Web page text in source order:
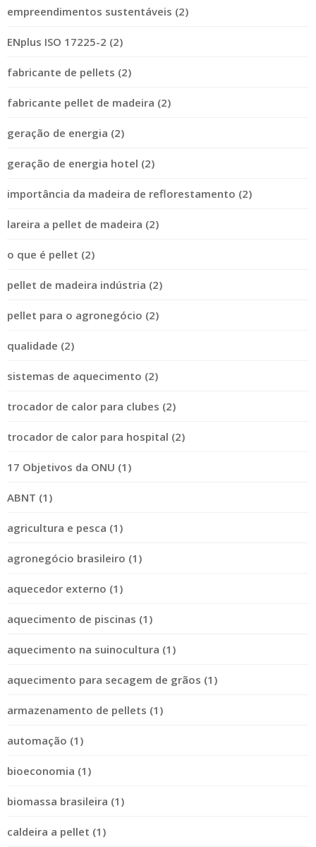
empreendimentos sustentáveis (2)
ENplus ISO 17225-2 (2)
fabricante de pellets (2)
fabricante pellet de madeira (2)
geração de energia (2)
geração de energia hotel (2)
importância da madeira de reflorestamento (2)
lareira a pellet de madeira (2)
o que é pellet (2)
pellet de madeira indústria (2)
pellet para o agronegócio (2)
qualidade (2)
sistemas de aquecimento (2)
trocador de calor para clubes (2)
trocador de calor para hospital (2)
17 Objetivos da ONU (1)
ABNT (1)
agricultura e pesca (1)
agronegócio brasileiro (1)
aquecedor externo (1)
aquecimento de piscinas (1)
aquecimento na suinocultura (1)
aquecimento para secagem de grãos (1)
armazenamento de pellets (1)
automação (1)
bioeconomia (1)
biomassa brasileira (1)
caldeira a pellet (1)